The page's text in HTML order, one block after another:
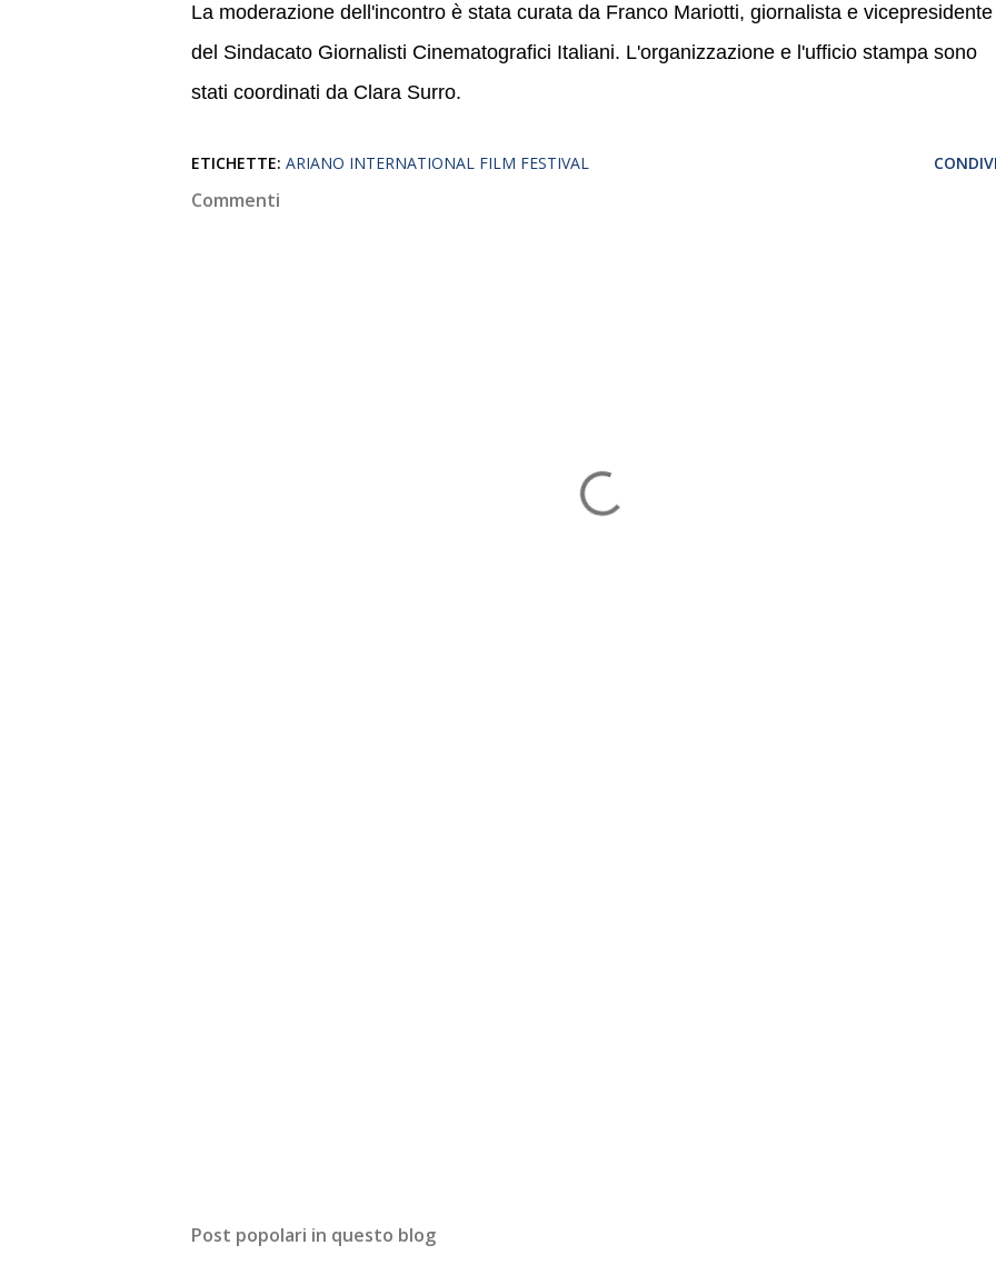
La moderazione dell'incontro è stata curata da Franco Mariotti, giornalista e vicepresidente
del Sindacato Giornalisti Cinematografici Italiani. L'organizzazione e l'ufficio stampa sono
stati coordinati da Clara Surro.
ETICHETTE: ARIANO INTERNATIONAL FILM FESTIVAL
Commenti
Post popolari in questo blog